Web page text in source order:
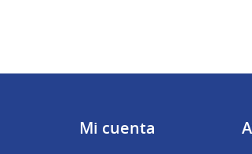
Mi cuenta